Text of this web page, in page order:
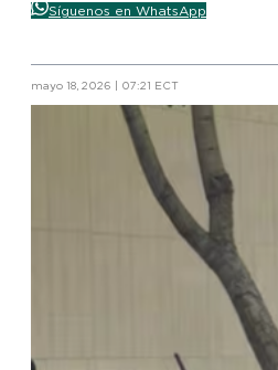
Síguenos en WhatsApp
mayo 18, 2026 | 07:21 ECT